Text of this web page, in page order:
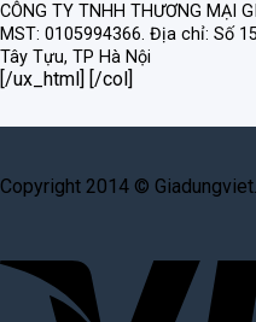
CÔNG TY TNHH THƯƠNG MẠI
MST: 0105994366. Địa chỉ: Số
Tây Tựu, TP Hà Nội
[/ux_html] [/col]
Copyright 2014 ©